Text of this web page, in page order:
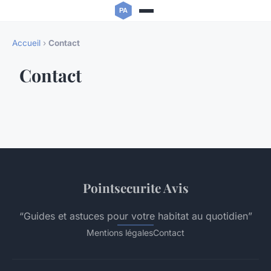
Accueil › Contact
Contact
Pointsecurite Avis
“Guides et astuces pour votre habitat au quotidien”
Mentions légalesContact